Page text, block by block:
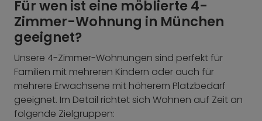
Für wen ist eine möblierte 4-
Zimmer-Wohnung in München
geeignet?
Unsere 4-Zimmer-Wohnungen sind perfekt für
Familien mit mehreren Kindern oder auch für
mehrere Erwachsene mit höherem Platzbedarf
geeignet. Im Detail richtet sich Wohnen auf Zeit an
folgende Zielgruppen: